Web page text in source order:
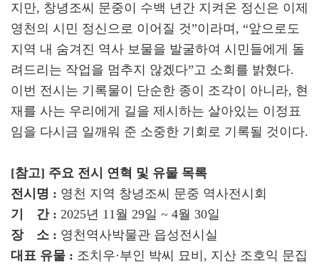
지만, 창녕조씨 문중이 수백 년간 지켜온 정신은 이제
영천의 시민 정신으로 이어질 것”이라며, “앞으로도
지역 내 숨겨진 역사 보물을 발굴하여 시민들에게 돌
려드리는 작업을 멈추지 않겠다”고 소회를 밝혔다.
이번 전시는 기록물이 단순한 종이 조각이 아니라, 현
재를 사는 우리에게 길을 제시하는 살아있는 이정표
임을 다시금 일깨워 준 소중한 기회로 기록될 것이다.
[참고] 주요 전시 연혁 및 유물 목록
전시명 : 영천 지역 창녕조씨 문중 역사전시회
기 간 : 2025년 11월 29일 ~ 4월 30일
장 소 : 영천역사박물관 읍성전시실
대표 유물 : 조치우·부인 박씨 묘비, 지산 조호익 문집